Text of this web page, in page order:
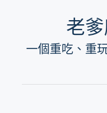
content
老
一個重吃、重